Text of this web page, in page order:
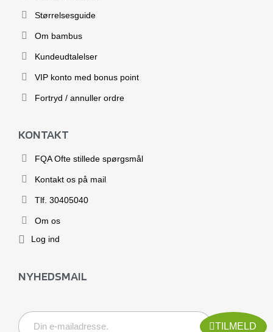
Størrelsesguide
Om bambus
Kundeudtalelser
VIP konto med bonus point
Fortryd / annuller ordre
KONTAKT
FQA Ofte stillede spørgsmål
Kontakt os på mail
Tlf. 30405040
Om os
Log ind
NYHEDSMAIL
TILMELD